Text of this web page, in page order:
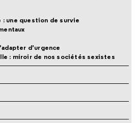
: une question de survie
d’urgence
: miroir de nos sociétés sexistes